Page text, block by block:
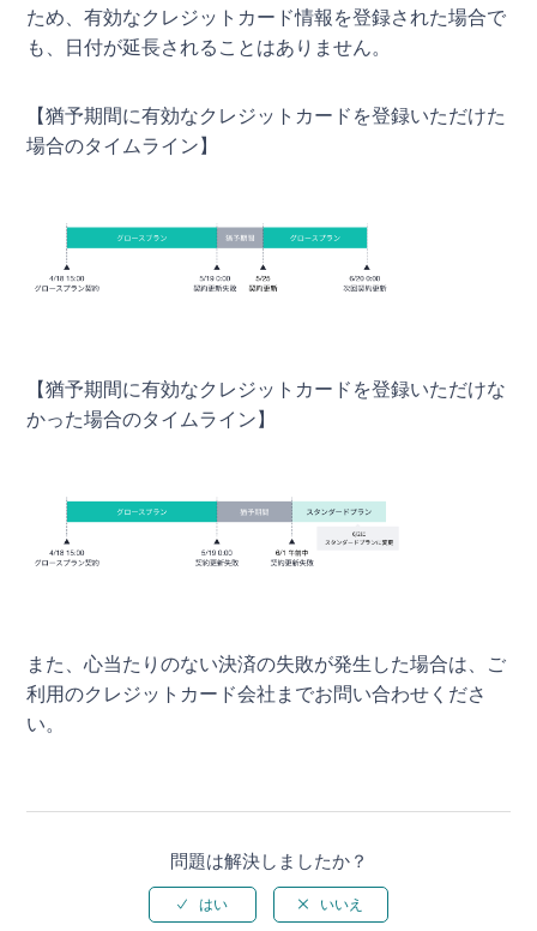
ため、有効なクレジットカード情報を登録された場合で
も、日付が延長されることはありません。
【猶予期間に有効なクレジットカードを登録いただけた
場合のタイムライン】
【猶予期間に有効なクレジットカードを登録いただけな
かった場合のタイムライン】
また、心当たりのない決済の失敗が発生した場合は、ご
利用のクレジットカード会社までお問い合わせくださ
い。
問題は解決しましたか？